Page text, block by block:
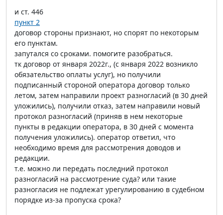
и ст. 446
пункт 2
договор стороны признают, но спорят по некоторым
его пунктам.
запутался со сроками. помогите разобраться.
тк договор от января 2022г., (с января 2022 возникло
обязательство оплаты услуг), но получили
подписанный стороной оператора договор только
летом, затем направили проект разногласий (в 30 дней
уложились), получили отказ, затем направили новый
протокол разногласий (приняв в нем некоторые
пункты в редакции оператора, в 30 дней с момента
получения уложились). оператор ответил, что
необходимо время для рассмотрения доводов и
редакции.
т.е. можно ли передать последний протокол
разногласий на рассмотрение суда? или такие
разногласия не подлежат урегулированию в судебном
порядке из-за пропуска срока?